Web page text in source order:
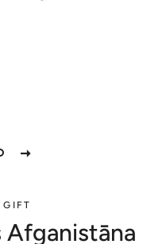
Afganistāna